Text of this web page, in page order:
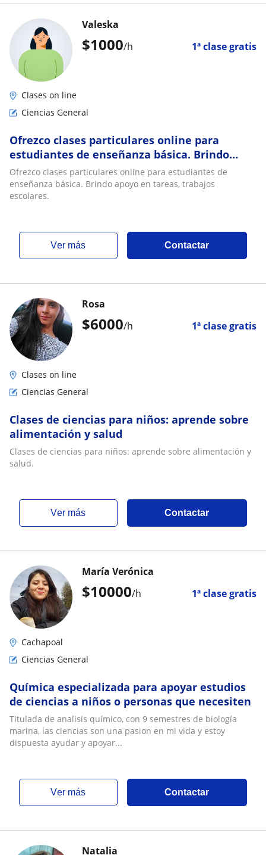
$1000/h 1ª clase gratis
Valeska
Clases on line
Ciencias General
Ofrezco clases particulares online para
estudiantes de enseñanza básica. Brindo
apoyo en tareas, trabajos escolares
Ofrezco clases particulares online para estudiantes de
enseñanza básica. Brindo apoyo en tareas, trabajos
escolares.
ver más Contactar
$6000/h 1ª clase gratis
Rosa
Clases on line
Ciencias General
Clases de ciencias para niños: aprende sobre
alimentación y salud
Clases de ciencias para niños: aprende sobre alimentación y
salud.
ver más Contactar
$10000/h 1ª clase gratis
María Verónica
Cachapoal
Ciencias General
Química especializada para apoyar estudios
de ciencias a niños o personas que necesiten
Titulada de analisis químico, con 9 semestres de biología
marina, las ciencias son una pasion en mi vida y estoy
dispuesta ayudar y apoyar...
ver más Contactar
Natalia